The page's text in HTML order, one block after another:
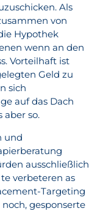
Als
von
Hypothek
wenn an den
Vorteilhaft ist
Geld zu
sich
auf das Dach
aber so.
und
ausschließlich
verbeteren as
Targeting
gesponserte